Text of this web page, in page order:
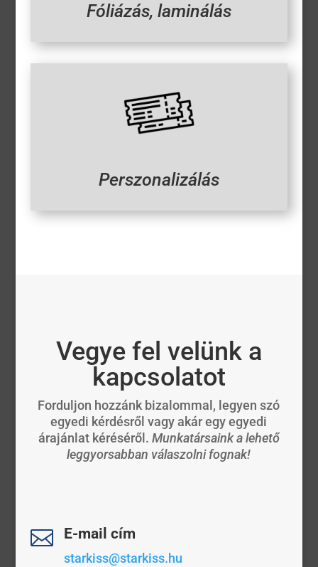
Fóliázás, laminálás
Perszonalizálás
Vegye fel velünk a
kapcsolatot
Forduljon hozzánk bizalommal, legyen szó
egyedi kérdésről vagy akár egy egyedi
árajánlat kéréséről. Munkatársaink a lehető
leggyorsabban válaszolni fognak!
 E-mail cím
starkiss@starkiss.hu